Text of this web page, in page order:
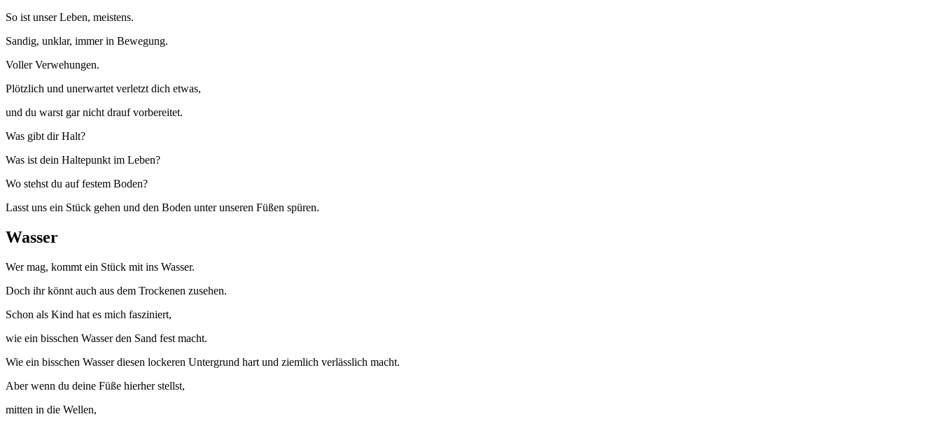
So ist unser Leben, meistens.
Sandig, unklar, immer in Bewegung.
Voller Verwehungen.
Plötzlich und unerwartet verletzt dich etwas,
und du warst gar nicht drauf vorbereitet.
Was gibt dir Halt?
Was ist dein Haltepunkt im Leben?
Wo stehst du auf festem Boden?
Lasst uns ein Stück gehen und den Boden unter unseren Füßen spüren.
Wasser
Wer mag, kommt ein Stück mit ins Wasser.
Doch ihr könnt auch aus dem Trockenen zusehen.
Schon als Kind hat es mich fasziniert,
wie ein bisschen Wasser den Sand fest macht.
Wie ein bisschen Wasser diesen lockeren Untergrund hart und ziemlich verlässlich macht.
Aber wenn du deine Füße hierher stellst,
mitten in die Wellen,